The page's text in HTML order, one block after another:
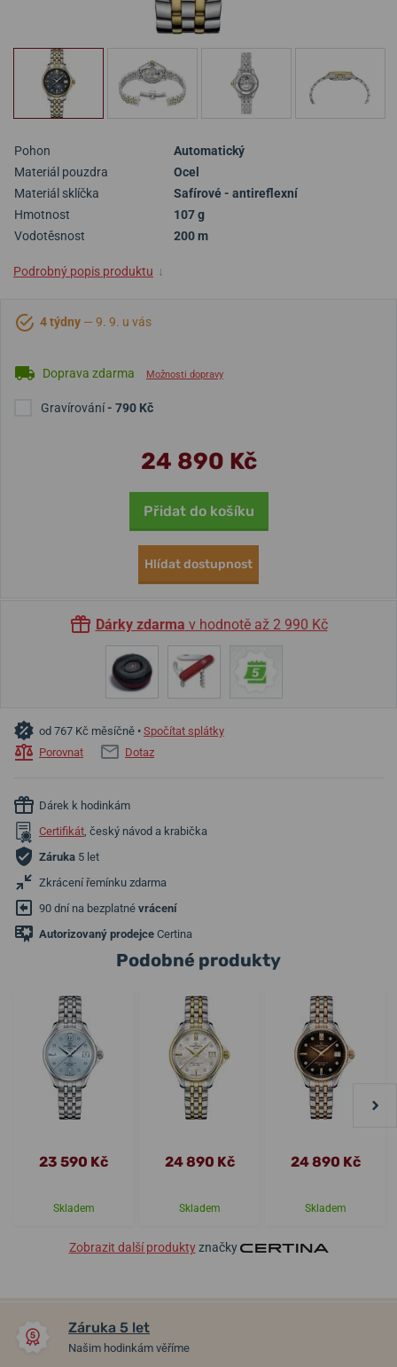
Pohon
Automatický
Materiál pouzdra
Ocel
Materiál sklíčka
Safírové - antireflexní
Hmotnost
107 g
Vodotěsnost
200 m
Podrobný popis produktu ↓
4 týdny — 9. 9. u vás
Doprava zdarma Možnosti dopravy
Gravírování- 790 Kč
24 890 Kč
Přidat do košíku
Hlídat dostupnost
Dárky zdarma v hodnotě až 2 990 Kč
od 767 Kč měsíčně • Spočítat splátky
Porovnat
Dotaz
Dárek k hodinkám
Certifikát, český návod a krabička
Záruka 5 let
Zkrácení řemínku zdarma
90 dní na bezplatné vrácení
Autorizovaný prodejce Certina
Podobné produkty
23 590 Kč
Skladem
24 890 Kč
Skladem
24 890 Kč
Skladem
Zobrazit další produktyznačky
Záruka 5 let
Našim hodinkám věříme